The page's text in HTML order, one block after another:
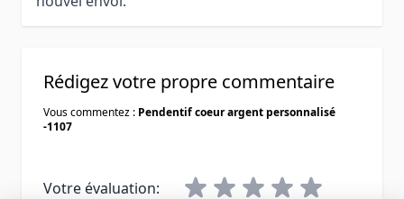
Rédigez votre propre commentaire
Vous commentez : Pendentif coeur argent personnalisé
-1107
Votre évaluation: